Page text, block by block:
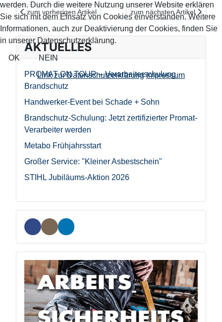
Vorheriger Beitrag: MEM – dichten, kleben und pflegen im und
zum vorherigen Artikel Nächster Beitrag:
zum nächsten Artikel
AKTUELLES
PROMAT ON TOUR – Verarbeiterschulung
Brandschutz
Handwerker-Event bei Schade + Sohn
Brandschutz-Schulung: Jetzt zertifizierter Promat-
Verarbeiter werden
Metabo Frühjahrsstart
Großer Service: "Kleiner Asbestschein"
STIHL Jubiläums-Aktion 2026
werden. Durch die weitere Nutzung unserer Website erklären
Sie sich mit dem Einsatz von Cookies einverstanden. Weitere
Informationen, auch zur Deaktivierung der Cookies, finden Sie
in unserer Datenschutzerklärung.
OK NEIN
Link zur Datenschutzerklärung Impressum